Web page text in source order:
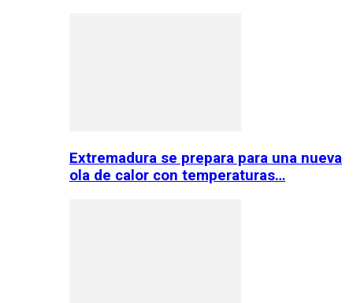
Extremadura se prepara para una nueva
ola de calor con temperaturas…